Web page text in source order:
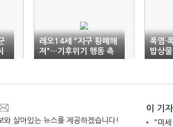
"
레오14세 "지구 황폐해
져"…기후위기 행동 촉
구
폭염·
밥상
와 살아있는 뉴스를 제공하겠습니다!
이 기
"미세